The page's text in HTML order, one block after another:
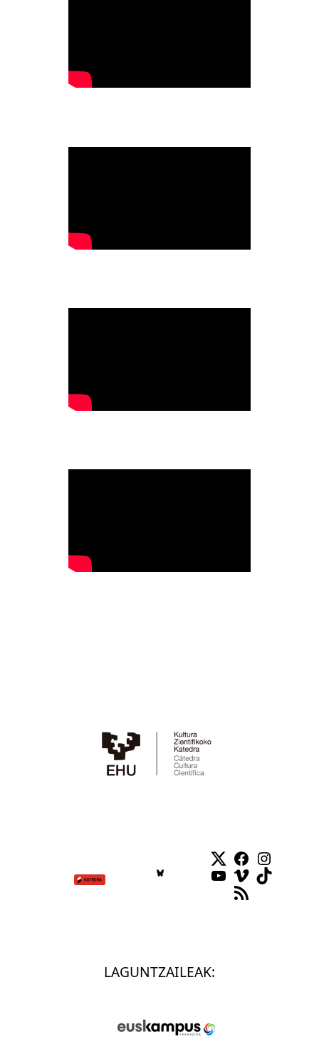
Twitter
Facebook
YouTube
VimeoTikTok
RSS Feed
LAGUNTZAILEAK: